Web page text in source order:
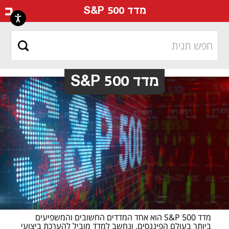
מדד S&P 500
מדד S&P 500